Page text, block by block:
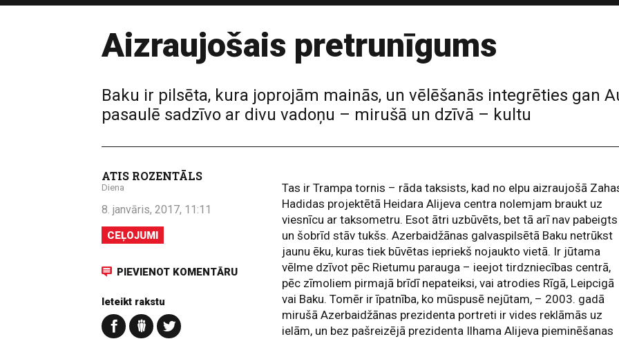
Aizraujošais pretrunīgums
Baku ir pilsēta, kura joprojām mainās, un vēlēšanās integrēties gan
pasaulē sadzīvo ar divu vadoņu – mirušā un dzīvā – kultu
ATIS ROZENTĀLS
Diena
8. janvāris, 2017, 11:11
CEĻOJUMI
PIEVIENOT KOMENTĀRU
Ieteikt rakstu
Tas ir Trampa tornis – rāda taksists, kad no elpu aizraujošā
Hadidas projektētā Heidara Alijeva centra nolemjam braukt uz
viesnīcu ar taksometru. Esot ātri uzbūvēts, bet tā arī nav pabeigts
un šobrīd stāv tukšs. Azerbaidžānas galvaspilsētā Baku netrūkst
jaunu ēku, kuras tiek būvētas iepriekš nojaukto vietā. Ir jūtama
vēlme dzīvot pēc Rietumu parauga – ieejot tirdzniecības centrā,
pēc zīmoliem pirmajā brīdī nepateiksi, vai atrodies Rīgā, Leipcigā
vai Baku. Tomēr ir īpatnība, ko mūspusē nejūtam, – 2003. gadā
mirušā Azerbaidžānas prezidenta portreti ir vides reklāmās uz
ielām, un bez pašreizējā prezidenta Ilhama Alijeva pieminēšanas